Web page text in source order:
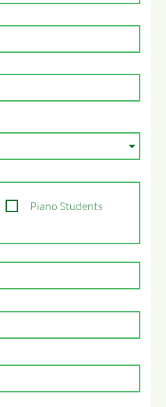
Piano Students